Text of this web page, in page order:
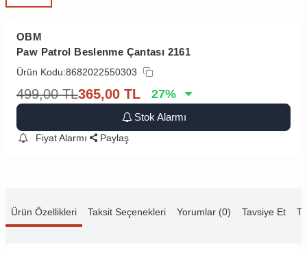
OBM
Paw Patrol Beslenme Çantası 2161
Ürün Kodu:8682022550303
499,00 TL365,00 TL 27%
Stok Alarmı
Fiyat Alarmı Paylaş
Ürün Özellikleri Taksit Seçenekleri Yorumlar (0) Tavsiye Et